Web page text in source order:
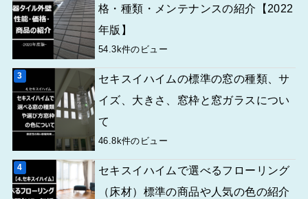
格・種類・メンテナンスの紹介【2022
年版】
54.3k件のビュー
セキスイハイムの標準の窓の種類、サ
イズ、大きさ、窓枠と窓ガラスについ
て
46.8k件のビュー
セキスイハイムで選べるフローリング
（床材）標準の商品や人気の色の紹介